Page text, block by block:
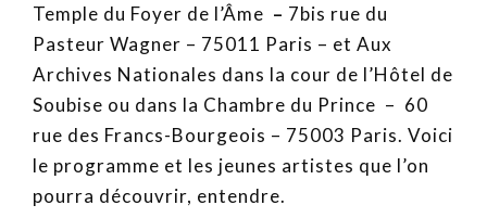
Temple du Foyer de l’Âme – 7bis rue du
Pasteur Wagner – 75011 Paris – et Aux
Archives Nationales dans la cour de l’Hôtel de
Soubise ou dans la Chambre du Prince – 60
rue des Francs-Bourgeois – 75003 Paris. Voici
le programme et les jeunes artistes que l’on
pourra découvrir, entendre.